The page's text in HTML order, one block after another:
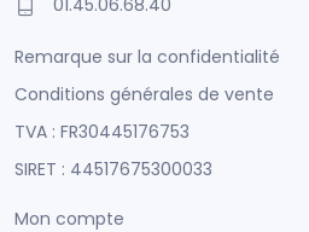
01.45.06.68.40
Remarque sur la confidentialité
Conditions générales de vente
TVA : FR30445176753
SIRET : 44517675300033
Mon compte